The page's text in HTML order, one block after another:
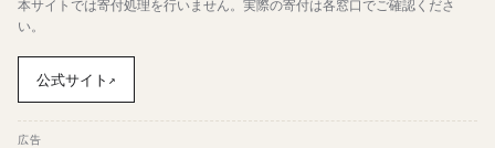
本サイトでは寄付処理を行いません。実際の寄付は各窓口でご確認くださ
い。
公式サイト ↗
広告